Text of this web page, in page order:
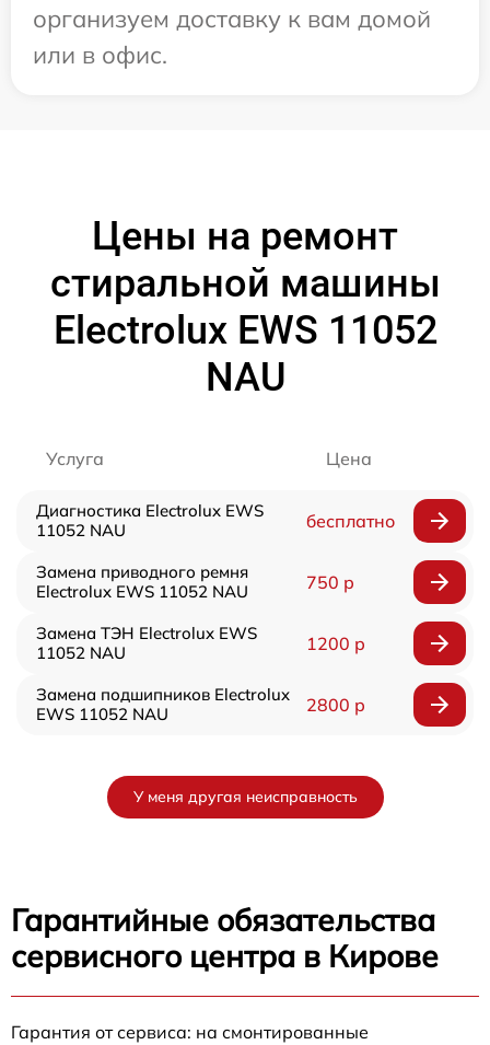
организуем доставку к вам домой
или в офис.
Цены на ремонт
стиральной машины
Electrolux EWS 11052
NAU
Услуга Цена
Диагностика Electrolux EWS
11052 NAU
бесплатно
Замена приводного ремня
Electrolux EWS 11052 NAU
750 р
Замена ТЭН Electrolux EWS
11052 NAU
1200 р
Замена подшипников Electrolux
EWS 11052 NAU
2800 р
У меня другая неисправность
Гарантийные обязательства
сервисного центра в Кирове
Гарантия от сервиса: на смонтированные